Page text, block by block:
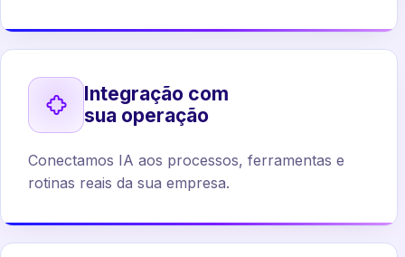
Integração com
sua operação
Conectamos IA aos processos, ferramentas e
rotinas reais da sua empresa.